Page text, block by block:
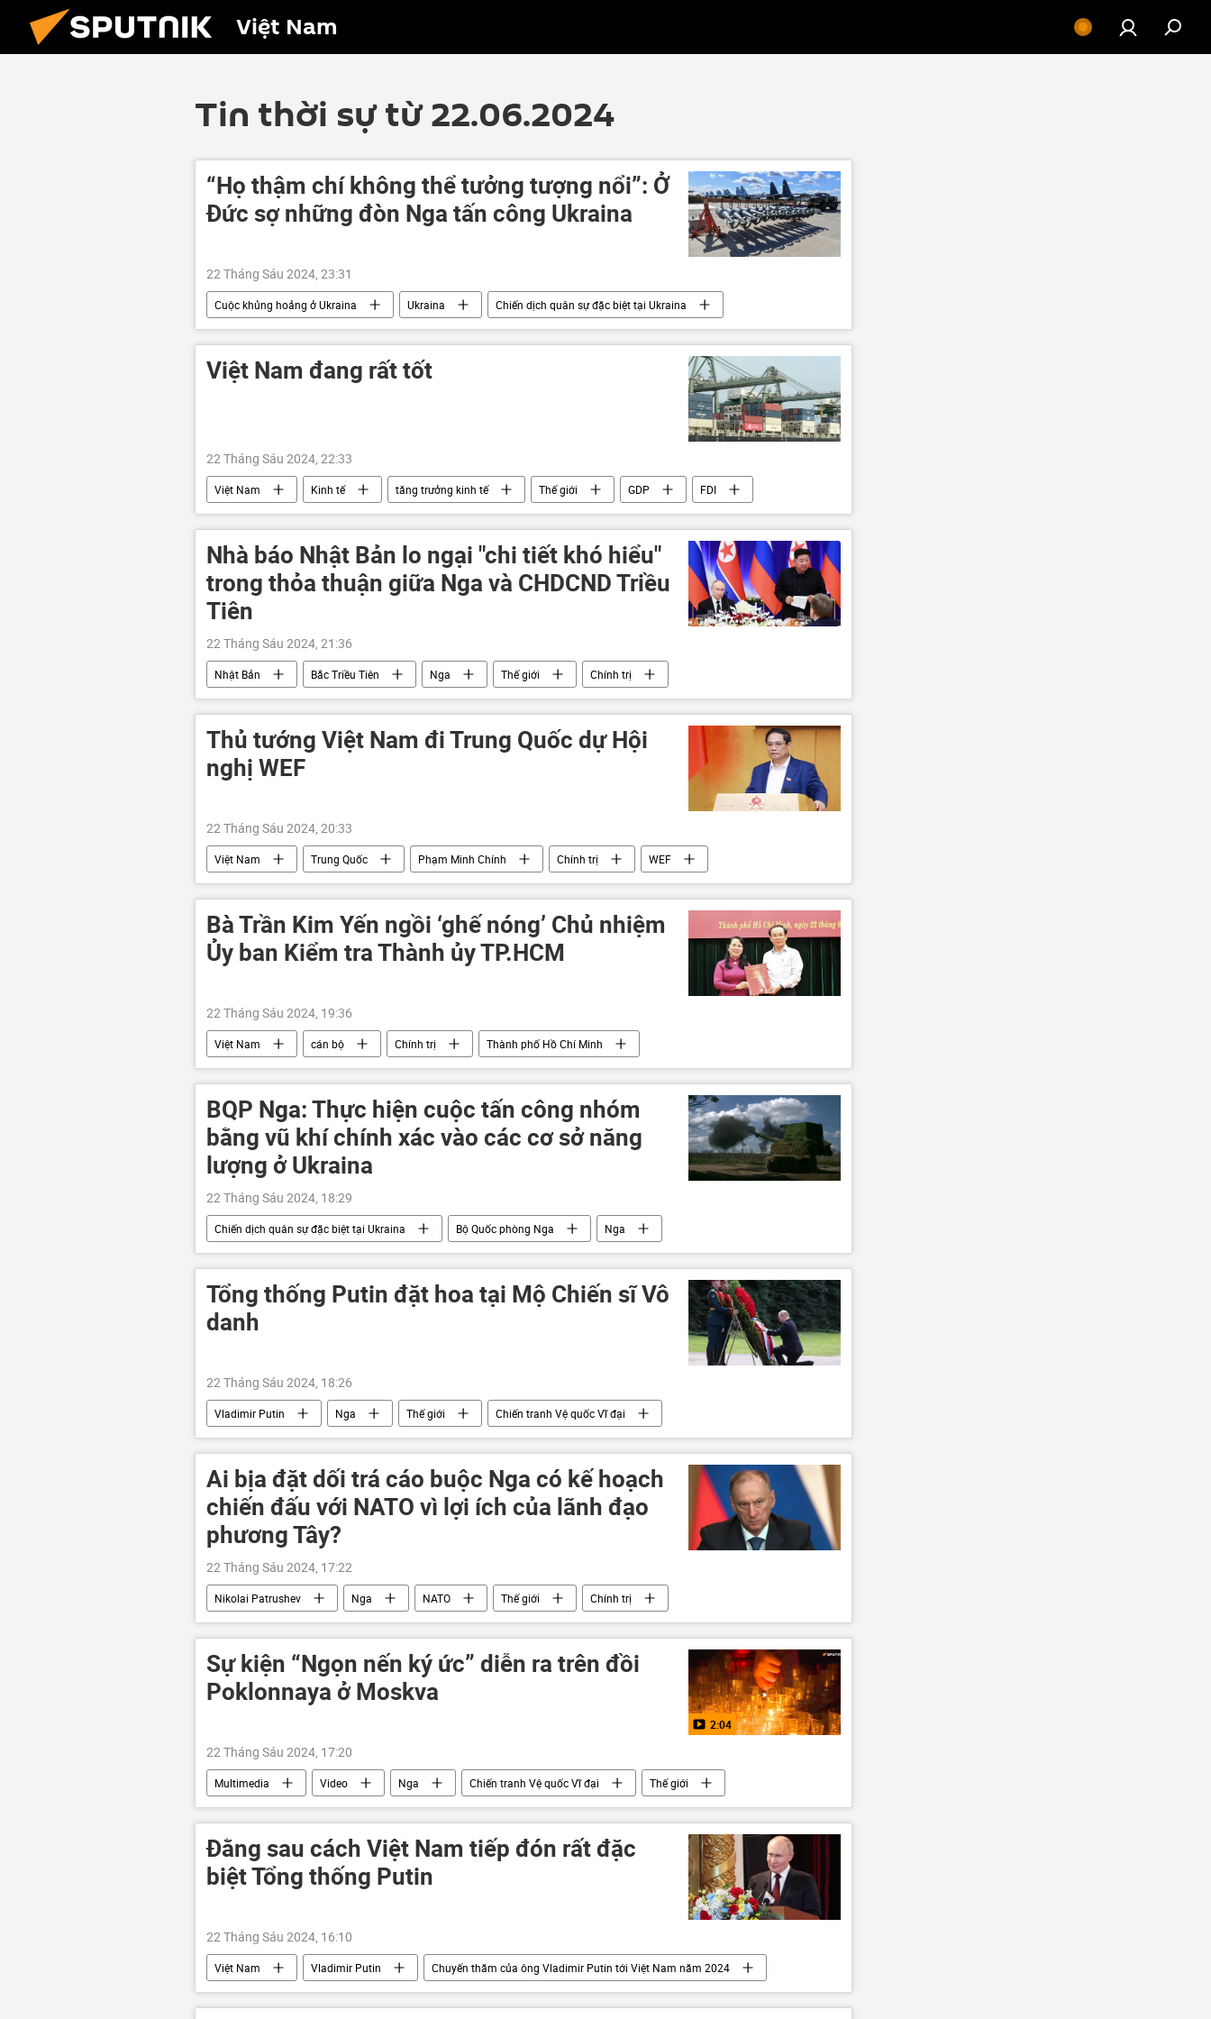
Việt Nam
Tin thời sự từ 22.06.2024
“Họ thậm chí không thể tưởng tượng nổi”: Ở
Đức sợ những đòn Nga tấn công Ukraina
22 Tháng Sáu 2024, 23:31
Cuộc khủng hoảng ở Ukraina Ukraina
Chiến dịch quân sự đặc biệt tại Ukraina
Nga
Thế giới xung đột quân sự
Việt Nam đang rất tốt
22 Tháng Sáu 2024, 22:33
Việt Nam Kinh tế tăng trưởng kinh tế Thế giới GDP FDI
Nhà báo Nhật Bản lo ngại "chi tiết khó hiểu"
trong thỏa thuận giữa Nga và CHDCND Triều
Tiên
22 Tháng Sáu 2024, 21:36
Nhật Bản Bắc Triều Tiên Nga Thế giới Chính trị
Thủ tướng Việt Nam đi Trung Quốc dự Hội
nghị WEF
22 Tháng Sáu 2024, 20:33
Việt Nam Trung Quốc Phạm Minh Chính Chính trị
WEF
Kinh tế
Bà Trần Kim Yến ngồi ‘ghế nóng’ Chủ nhiệm
Ủy ban Kiểm tra Thành ủy TP.HCM
22 Tháng Sáu 2024, 19:36
Việt Nam cán bộ Chính trị Thành phố Hồ Chí Minh
BQP Nga: Thực hiện cuộc tấn công nhóm
bằng vũ khí chính xác vào các cơ sở năng
lượng ở Ukraina
22 Tháng Sáu 2024, 18:29
Chiến dịch quân sự đặc biệt tại Ukraina Bộ Quốc phòng Nga
Nga
lực lượng vũ trang Nga
Quân đội Nga Cuộc khủng hoảng ở Ukraina
Ukraina
xung đột quân sự
Tổng thống Putin đặt hoa tại Mộ Chiến sĩ Vô
danh
22 Tháng Sáu 2024, 18:26
Vladimir Putin Nga Thế giới Chiến tranh Vệ quốc Vĩ đại
Ai bịa đặt dối trá cáo buộc Nga có kế hoạch
chiến đấu với NATO vì lợi ích của lãnh đạo
phương Tây?
22 Tháng Sáu 2024, 17:22
Nikolai Patrushev Nga NATO Thế giới Chính trị
Sự kiện “Ngọn nến ký ức” diễn ra trên đồi
Poklonnaya ở Moskva
2:04
22 Tháng Sáu 2024, 17:20
Multimedia Video Nga Chiến tranh Vệ quốc Vĩ đại Thế giới
Đằng sau cách Việt Nam tiếp đón rất đặc
biệt Tổng thống Putin
22 Tháng Sáu 2024, 16:10
Việt Nam Vladimir Putin
Chuyến thăm của ông Vladimir Putin tới Việt Nam năm 2024
Nga
Hợp tác Nga-Việt Chính trị
Bùi Thanh Sơn